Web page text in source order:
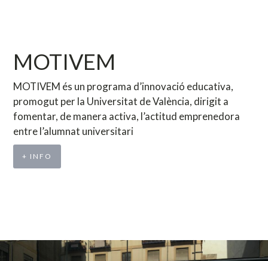
MOTIVEM
MOTIVEM és un programa d’innovació educativa,
promogut per la Universitat de València, dirigit a
fomentar, de manera activa, l’actitud emprenedora
entre l’alumnat universitari
+ INFO